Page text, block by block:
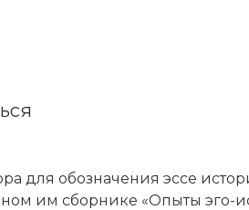
для обозначения эссе
им сборнике «Опыты эго-